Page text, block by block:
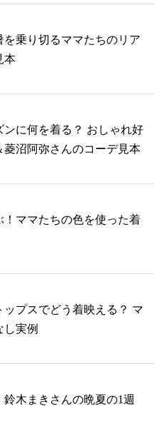
を乗り切るママたちのリア
本
ンに何を着る？ おしゃれ好
菱沼阿弥さんのコーデ見本
！ママたちの色を使った着
ップスでどう着映える？ マ
し実例
木まきさんの晩夏の1週